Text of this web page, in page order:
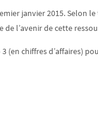
janvier 2015. Selon
l’avenir de cette
chiffres d’affaires)